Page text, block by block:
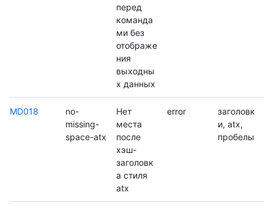
перед
команда
ми без
отображе
ния
выходны
х данных
MD018
no-
missing-
space-atx
Нет
места
после
хэш-
заголовк
а стиля
atx
error
заголовк
и, atx,
пробелы